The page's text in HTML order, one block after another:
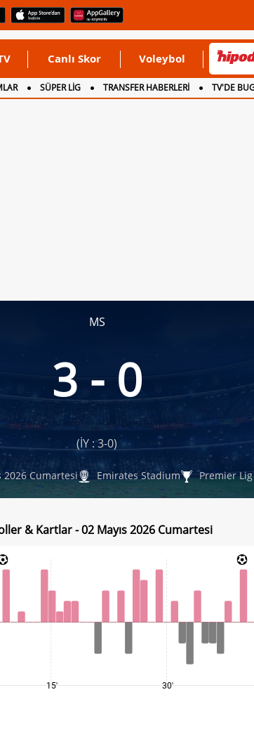
Canlı Skor Voleybol
SÜPER LİG TRANSFER HABERLERİ TV'DE
MS
3 - 0
(İY : 3-0)
2026 Cumartesi Emirates Stadium Premier Lig
& Kartlar - 02 Mayıs 2026 Cumartesi
15' 30'